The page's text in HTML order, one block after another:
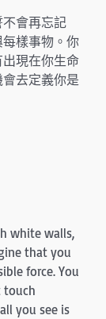
會再忘記
樣事物。你
現在你生命
去定義你是
white walls,
that you
force. You
touch
you see is